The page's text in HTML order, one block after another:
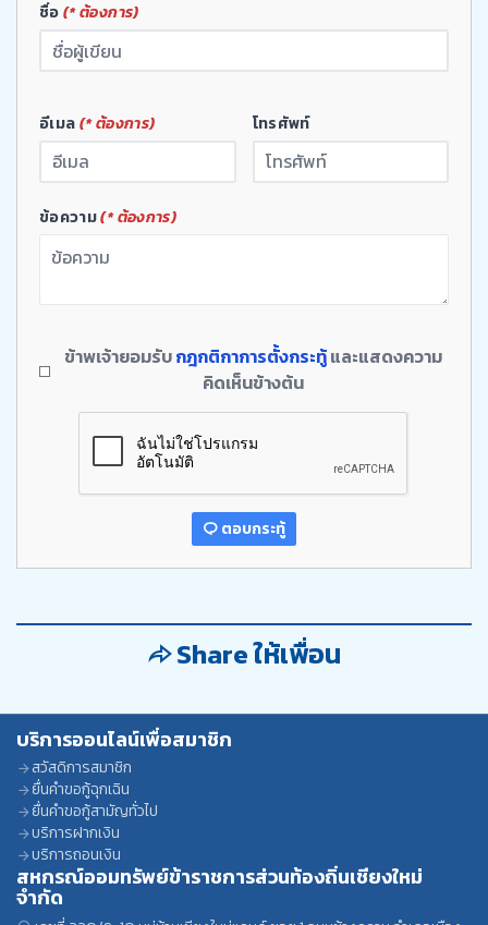
ชื่อ(* ต้องการ)
อีเมล(* ต้องการ) โทรศัพท์
ข้อความ(* ต้องการ)
ข้าพเจ้ายอมรับกฎกติกาการตั้งกระทู้และแสดงความ
คิดเห็นข้างต้น
ตอบกระทู้
Share ให้เพื่อน
บริการออนไลน์เพื่อสมาชิก
สวัสดิการสมาชิก
ยื่นคำขอกู้ฉุกเฉิน
ยื่นคำขอกู้สามัญทั่วไป
บริการฝากเงิน
บริการถอนเงิน
สหกรณ์ออมทรัพย์ข้าราชการส่วนท้องถิ่นเชียงใหม่
จำกัด